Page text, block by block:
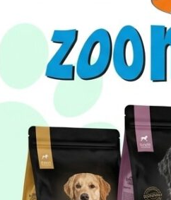
Ryby akwariowe w
dla Gekona
utworzone przez |lis 4, 2019
368Pielęgnice Nowy Dwór
jedne z najbardziej inteligentnych ryb